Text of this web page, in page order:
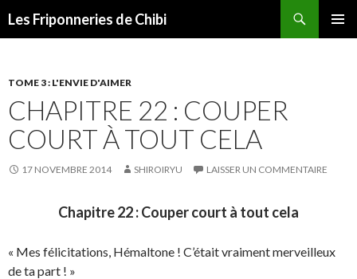
Les Friponneries de Chibi
TOME 3 : L'ENVIE D'AIMER
CHAPITRE 22 : COUPER
COURT À TOUT CELA
17 NOVEMBRE 2014 SHIROIRYU LAISSER UN COMMENTAIRE
Chapitre 22 : Couper court à tout cela
« Mes félicitations, Hémaltone ! C’était vraiment merveilleux
de ta part ! »